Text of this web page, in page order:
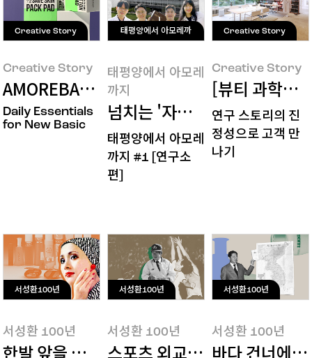
Creative Story
Creative Story
AMOREBASIC- 아모레몰 뷰티툴 브랜드 디
Daily Essentials
for New Basic
태평양에서 아모레까
태평양에서 아모레
까지
넘치는 '자부심'으로 연구할
태평양에서 아모레
까지 #1 [연구소
편]
Creative Story
Creative Story
[뷰티 과학자
연구 스토리의 진
정성으로 고객 만
나기
서성환100년
서성환 100년
한발 앞을 내다본 마케팅의 귀재
서성환100년
서성환 100년
스포츠 외교관의 근사한 미소
서성환100년
서성환 100년
바다 건너에